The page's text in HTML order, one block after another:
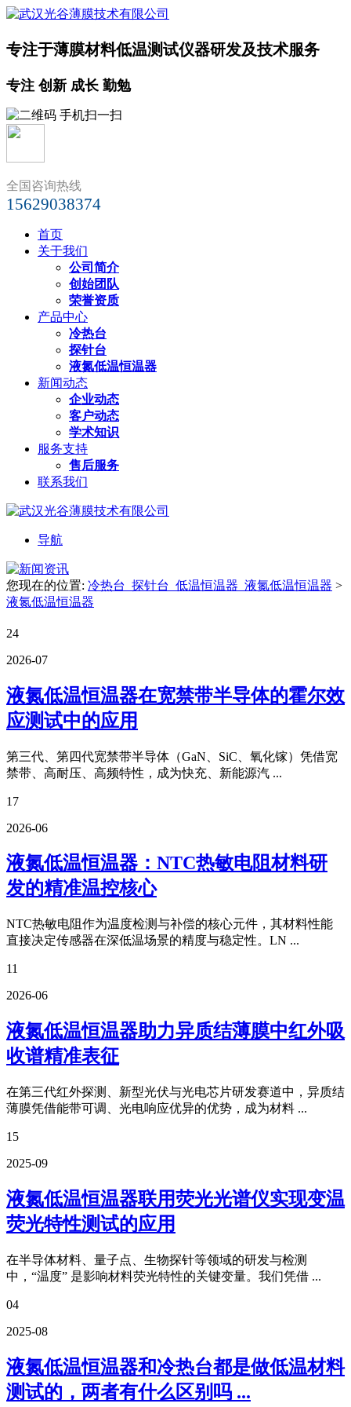
专注于薄膜材料低温测试仪器研发及技术服务
专注 创新 成长 勤勉
全国咨询热线
15629038374
首页
关于我们
公司简介
创始团队
荣誉资质
产品中心
冷热台
探针台
液氮低温恒温器
新闻动态
企业动态
客户动态
学术知识
服务支持
售后服务
联系我们
导航
您现在的位置: 冷热台_探针台_低温恒温器_液氮低温恒温器 >
液氮低温恒温器
24
2026-07
液氮低温恒温器在宽禁带半导体的霍尔效
应测试中的应用
第三代、第四代宽禁带半导体（GaN、SiC、氧化镓）凭借宽
禁带、高耐压、高频特性，成为快充、新能源汽 ...
17
2026-06
液氮低温恒温器：NTC热敏电阻材料研
发的精准温控核心
NTC热敏电阻作为温度检测与补偿的核心元件，其材料性能
直接决定传感器在深低温场景的精度与稳定性。LN ...
11
2026-06
液氮低温恒温器助力异质结薄膜中红外吸
收谱精准表征
在第三代红外探测、新型光伏与光电芯片研发赛道中，异质结
薄膜凭借能带可调、光电响应优异的优势，成为材料 ...
15
2025-09
液氮低温恒温器联用荧光光谱仪实现变温
荧光特性测试的应用
在半导体材料、量子点、生物探针等领域的研发与检测
中，“温度” 是影响材料荧光特性的关键变量。我们凭借 ...
04
2025-08
液氮低温恒温器和冷热台都是做低温材料
测试的，两者有什么区别吗 ...